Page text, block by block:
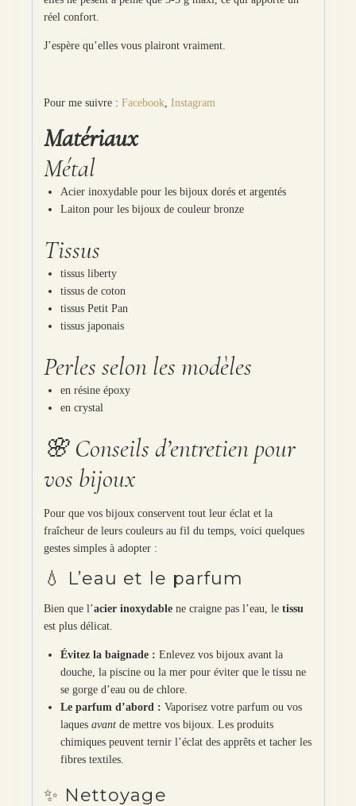
réel confort.
J’espère qu’elles vous plairont vraiment.
Pour me suivre : Facebook, Instagram
Matériaux
Métal
Acier inoxydable pour les bijoux dorés et argentés
Laiton pour les bijoux de couleur bronze
Tissus
tissus liberty
tissus de coton
tissus Petit Pan
tissus japonais
Perles selon les modèles
en résine époxy
en crystal
🌸 Conseils d’entretien pour
vos bijoux
Pour que vos bijoux conservent tout leur éclat et la
fraîcheur de leurs couleurs au fil du temps, voici quelques
gestes simples à adopter :
💧 L’eau et le parfum
Bien que l’acier inoxydablene craigne pas l’eau, le tissu
est plus délicat.
Évitez la baignade : Enlevez vos bijoux avant la
douche, la piscine ou la mer pour éviter que le tissu ne
se gorge d’eau ou de chlore.
Le parfum d’abord : Vaporisez votre parfum ou vos
laques avantde mettre vos bijoux. Les produits
chimiques peuvent ternir l’éclat des apprêts et tacher les
fibres textiles.
✨ Nettoyage